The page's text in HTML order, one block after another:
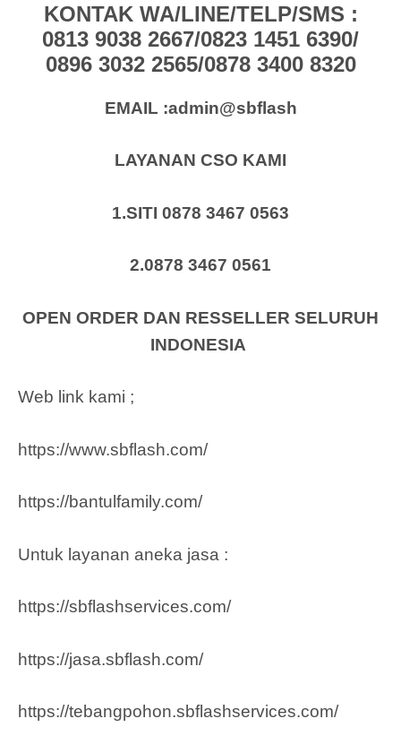
KONTAK WA/LINE/TELP/SMS :
0813 9038 2667/0823 1451 6390/
0896 3032 2565/0878 3400 8320
EMAIL :admin@sbflash
LAYANAN CSO KAMI
1.SITI 0878 3467 0563
2.0878 3467 0561
OPEN ORDER DAN RESSELLER SELURUH
INDONESIA
Web link kami ;
https://www.sbflash.com/
https://bantulfamily.com/
Untuk layanan aneka jasa :
https://sbflashservices.com/
https://jasa.sbflash.com/
https://tebangpohon.sbflashservices.com/